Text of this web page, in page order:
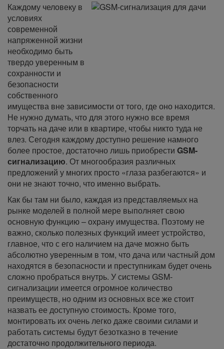
Каждому человеку в
условиях
современной
напряженной жизни
необходимо быть
твердо уверенным в
сохранности и
безопасности
собственного
имущества вне зависимости от того, где оно находится.
Не нужно думать, что для этого нужно все время
торчать на даче или в квартире, чтобы никто туда не
влез. Сегодня каждому доступно решение намного
более простое, достаточно лишь приобрести GSM-
сигнализацию. От многообразия различных
предложений у многих просто «глаза разбегаются» и
они не знают точно, что именно выбрать.
Как бы там ни было, каждая из представляемых на
рынке моделей в полной мере выполняет свою
основную функцию – охрану имущества. Поэтому не
важно, сколько полезных функций имеет устройство,
главное, что с его наличием на даче можно быть
абсолютно уверенным в том, что дача или частный дом
находятся в безопасности и преступникам будет очень
сложно пробраться внутрь. У системы GSM-
сигнализации имеется огромное количество
преимуществ, но одним из основных все же стоит
назвать ее доступную стоимость. Кроме того,
монтировать их очень легко даже своими силами и
работать системы будут безотказно в течение
достаточно продолжительного периода.